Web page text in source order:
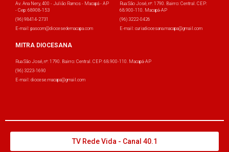
Av. Ana Nery, 400 - Julião Ramos - Macapá - AP
- Cep: 68908-153
(96) 98414-2731
E-mail: pascom@diocesedemacapa.com
Rua São José, nº: 1790. Bairro: Central. CEP:
68.900-110. Macapá-AP
(96) 3222-0426
E-mail: curiadiocesana.macapa@gmail.com
MITRA DIOCESANA
Rua São José, nº: 1790. Bairro: Central. CEP: 68.900-110. Macapá-AP
(96) 3223-1690
E-mail: diocese.macapa@gmail.com
TV Rede Vida - Canal 40.1